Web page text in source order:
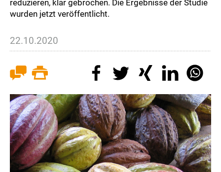
reduzieren, klar gebrochen. Die Ergebnisse der Studie
wurden jetzt veröffentlicht.
22.10.2020